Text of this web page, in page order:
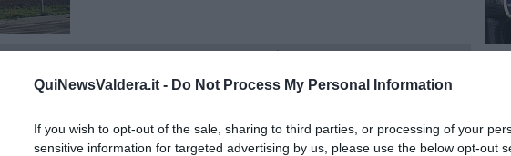
QuiNewsValdera.it - Do Not Process My Personal Information
If you wish to opt-out of the sale, sharing to third parties, or processing of your
sensitive information for targeted advertising by us, please use the below opt-out
GIOVEDÌ15 SETTEMBRE 2016ORE 12:40
Si decurtano lo stipendio per i terremotati
parte del compenso di settembre e hanno raccolto 570 euro